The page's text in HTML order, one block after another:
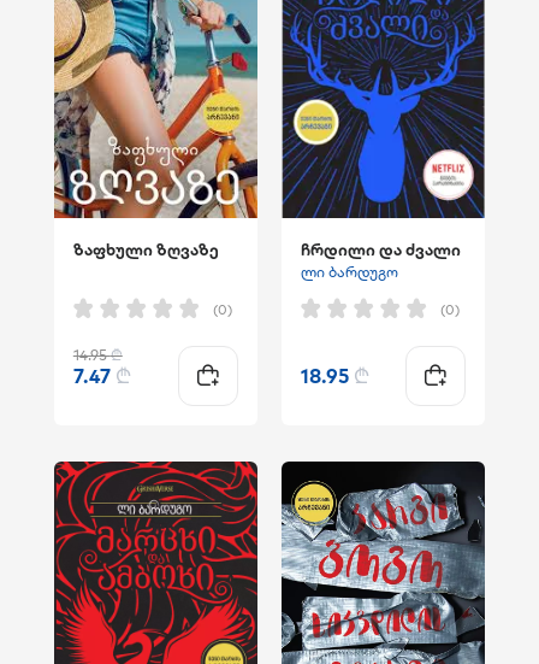
ზაფხული ზღვაზე
(0)
14.95₾
7.47 ₾
ჩრდილი და ძვალი
ლი ბარდუგო
(0)
18.95 ₾